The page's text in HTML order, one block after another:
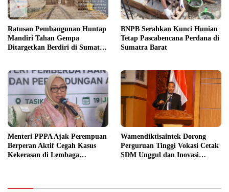
Ratusan Pembangunan Huntap
Mandiri Tahan Gempa
Ditargetkan Berdiri di Sumatra
BNPB Serahkan Kunci Hunian
Tetap Pascabencana Perdana di
Sumatra Barat
Menteri PPPA Ajak Perempuan
Berperan Aktif Cegah Kasus
Kekerasan di Lembaga
Wamendiktisaintek Dorong
Perguruan Tinggi Vokasi Cetak
SDM Unggul dan Inovasi